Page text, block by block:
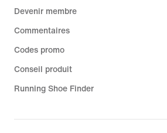
Devenir membre
Commentaires
Codes promo
Conseil produit
Running Shoe Finder